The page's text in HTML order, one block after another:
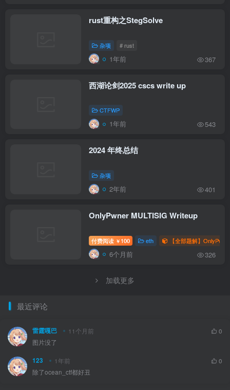
rust重构之StegSolve
杂项 # rust
1年前 367
西湖论剑2025 cscs write up
CTFWP
1年前 543
2024 年终总结
杂项
2年前 401
OnlyPwner MULTISIG Writeup
付费阅读 ￥ 100 eth 【全部题解】
6个月前 326
加载更多
最近评论
雷霆嘎巴 11个月前
0
图片没了
123 1年前
0
除了ocean_ctf都好丑